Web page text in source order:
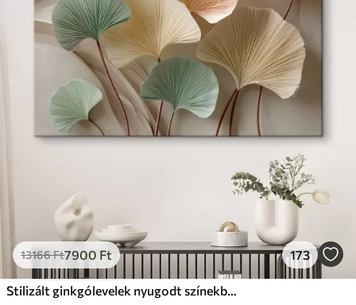
✗Környezetbarát anyag
Prémium
Ft
Élénk, gazdag színek
Fakulásálló
✓Biztonságos, szagtalan tinta
Eco-Prémium
Tól13990Ft
✓Élénk, gazdag színek
✓Fakulásálló
13166Ft7900 Ft 173
Stilizált ginkgólevelek nyugodt színekben